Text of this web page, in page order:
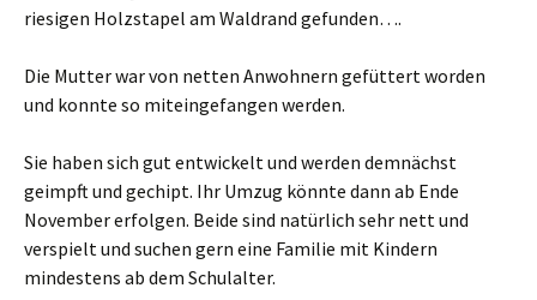
riesigen Holzstapel am Waldrand gefunden….
Die Mutter war von netten Anwohnern gefüttert worden
und konnte so miteingefangen werden.
Sie haben sich gut entwickelt und werden demnächst
geimpft und gechipt. Ihr Umzug könnte dann ab Ende
November erfolgen. Beide sind natürlich sehr nett und
verspielt und suchen gern eine Familie mit Kindern
mindestens ab dem Schulalter.